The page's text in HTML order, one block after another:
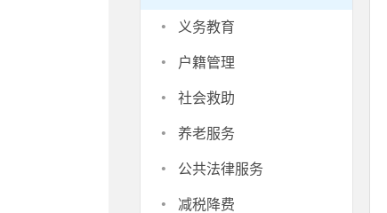
· 义务教育
· 户籍管理
· 社会救助
· 养老服务
· 公共法律服务
· 减税降费